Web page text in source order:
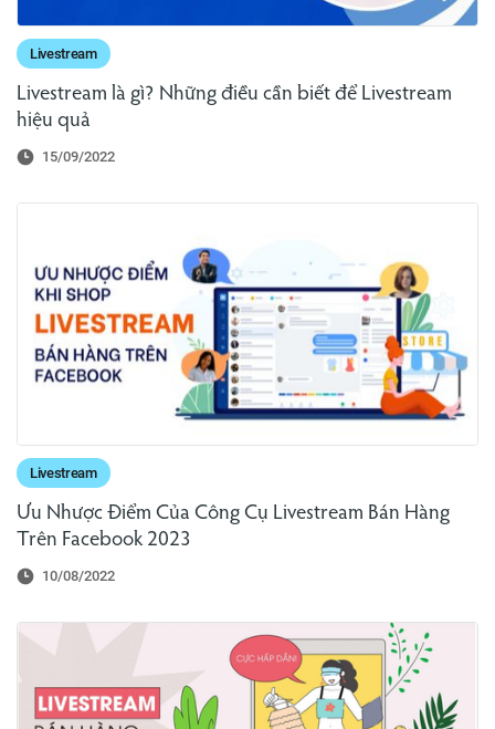
Livestream
Livestream là gì? Những điều cần biết để Livestream
hiệu quả
15/09/2022
Livestream
Ưu Nhược Điểm Của Công Cụ Livestream Bán Hàng
Trên Facebook 2023
10/08/2022